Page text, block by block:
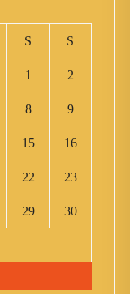
S S
1 2
8 9
15 16
22 23
29 30